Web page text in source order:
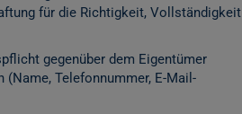
für die Richtigkeit, Vollständigkeit
gegenüber dem Eigentümer
Telefonnummer, E-Mail-